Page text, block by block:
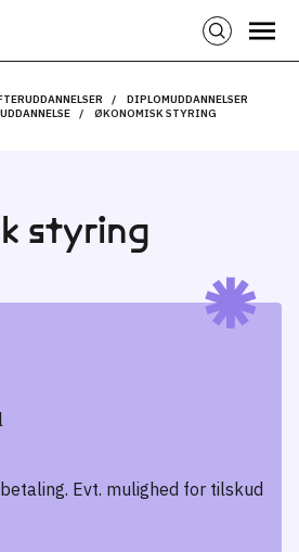
DIPLOMUDDANNELSER
ØKONOMISK STYRING
styring
Evt. mulighed for tilskud